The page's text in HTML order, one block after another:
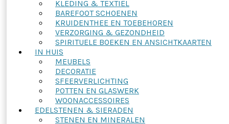
KLEDING & TEXTIEL
BAREFOOT SCHOENEN
KRUIDENTHEE EN TOEBEHOREN
VERZORGING & GEZONDHEID
SPIRITUELE BOEKEN EN ANSICHTKAARTEN
IN HUIS
MEUBELS
DECORATIE
SFEERVERLICHTING
POTTEN EN GLASWERK
WOONACCESSOIRES
EDELSTENEN & SIERADEN
STENEN EN MINERALEN